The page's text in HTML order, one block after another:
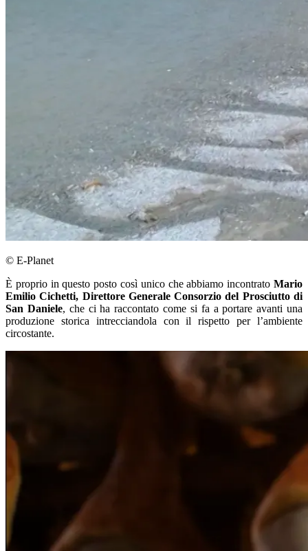
© E-Planet
È proprio in questo posto così unico che abbiamo incontrato Mario
Emilio Cichetti, Direttore Generale Consorzio del Prosciutto di
San Daniele, che ci ha raccontato come si fa a portare avanti una
produzione storica intrecciandola con il rispetto per l’ambiente
circostante.